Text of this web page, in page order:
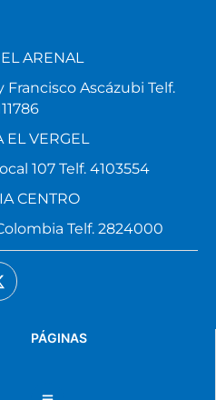
PÁGINAS
ARENAL
Francisco Ascázubi Telf.
EL VERGEL
107 Telf. 4103554
CENTRO
Telf. 2824000